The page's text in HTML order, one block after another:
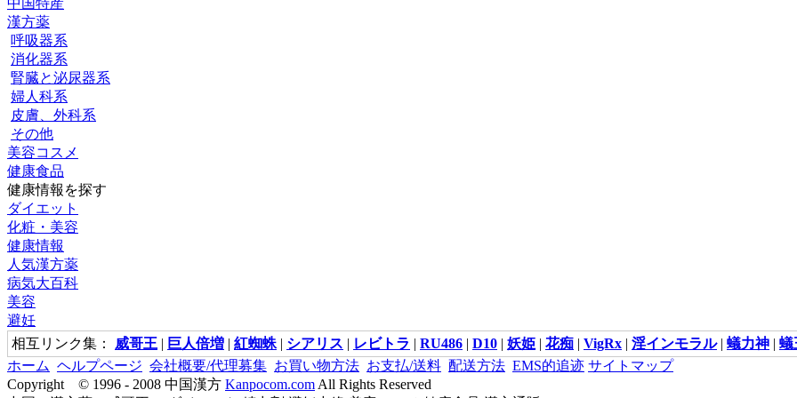
中国特産
漢方薬
呼吸器系
消化器系
腎臓と泌尿器系
婦人科系
皮膚、外科系
その他
美容コスメ
健康食品
健康情報を探す
ダイエット
化粧・美容
健康情報
人気漢方薬
病気大百科
美容
避妊
相互リンク集： 威哥王 | 巨人倍増 | 紅蜘蛛 | シアリス | レビトラ | RU486 | D10 | 妖姫 | 花痴 | VigRx | 淫インモラル| 蟻力神 | 蟻
ホーム ヘルプページ 会社概要/代理募集 お買い物方法 お支払/送料 配送方法 EMS的追迹 サイトマップ
Copyright © 1996 - 2008 中国漢方 Kanpocom.com All Rights Reserved